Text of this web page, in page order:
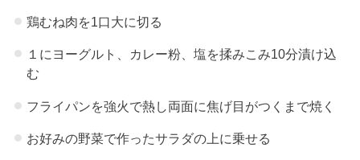
鶏むね肉を1口大に切る
１にヨーグルト、カレー粉、塩を揉みこみ10分漬け込
む
フライパンを強火で熱し両面に焦げ目がつくまで焼く
お好みの野菜で作ったサラダの上に乗せる